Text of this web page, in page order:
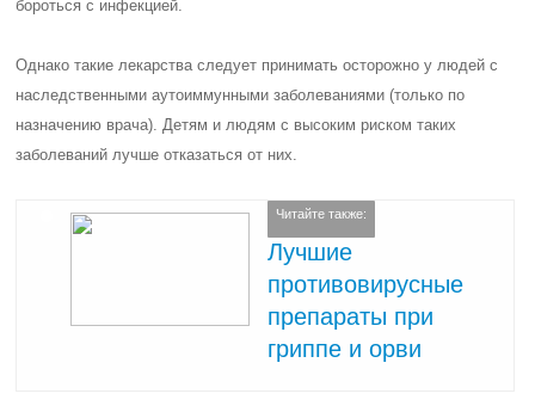
бороться с инфекцией.
Однако такие лекарства следует принимать осторожно у людей с
наследственными аутоиммунными заболеваниями (только по
назначению врача). Детям и людям с высоким риском таких
заболеваний лучше отказаться от них.
Читайте также:
Лучшие
противовирусные
препараты при
гриппе и орви